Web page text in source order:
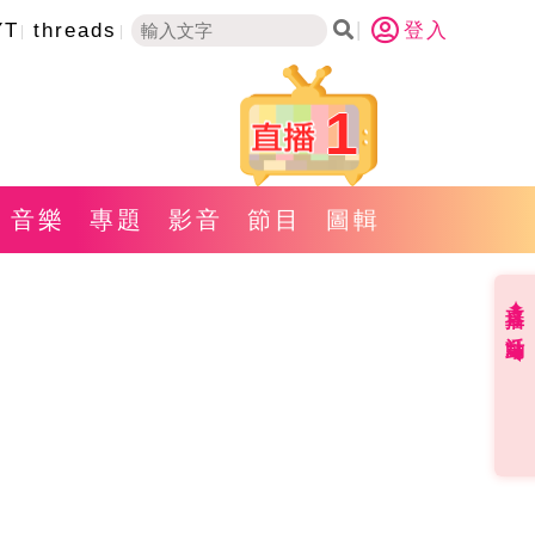
threads 登入
1
音樂 專題 影音 節目 圖輯
直播✦活動